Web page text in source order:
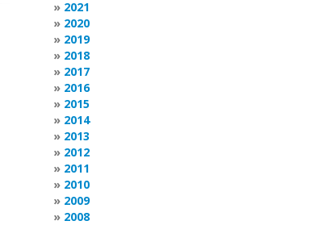
2021
2020
2019
2018
2017
2016
2015
2014
2013
2012
2011
2010
2009
2008